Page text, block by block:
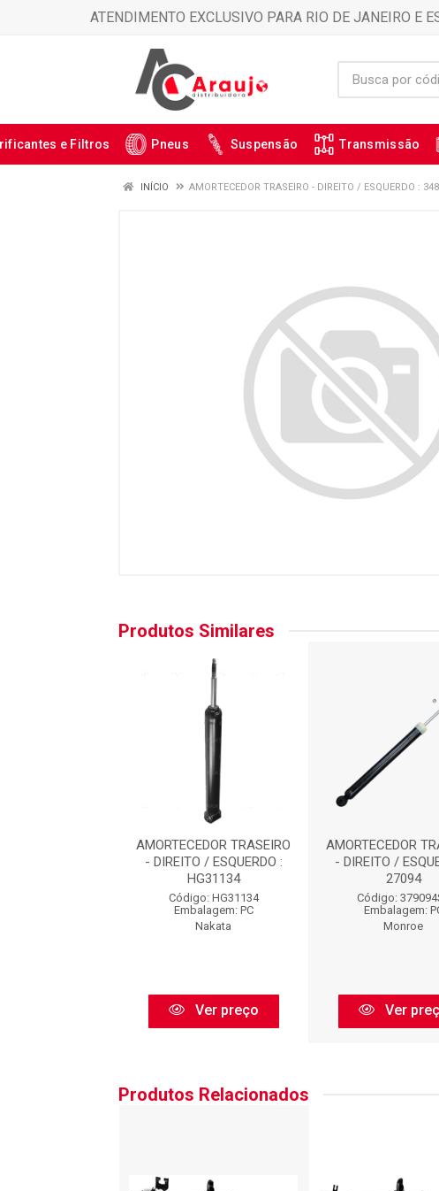
ATENDIMENTO EXCLUSIVO PARA RIO DE JANEIRO E
e Filtros Pneus Suspensão Transmissão
INÍCIO AMORTECEDOR TRASEIRO - DIREITO / ESQUERDO :
Produtos Similares
AMORTECEDOR TRASEIRO
- DIREITO / ESQUERDO :
HG31134
Código: HG31134
Embalagem: PC
Nakata
Ver preço
AMORTECEDOR
- DIREITO /
27094
Código:
Embalagem:
Monroe
Ver
Produtos Relacionados